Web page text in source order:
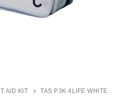
AID KIT
TAS P3K 4LIFE WHITE